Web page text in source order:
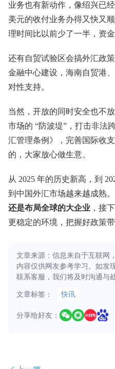
业务也有新动作，像绍兴已
美元的收付业务办得又快又
理时间比以前少了一半，资
还有自贸试验区会搞外汇政
金融中心建设，海南自贸港
对性支持。
当然，开放的同时安全也不
市场的 “防波堤”，打击非法
汇管理条例》，完善国际收
的，大家放心做生意。
从 2025 年的历史新高，到
到中国外汇市场越来越成熟。
还是布局全球的大企业 ，接
更稳定的环境，把握好政策
文章来源：信息来自于互联网
内容仅供网友参考学习。如发
联系客服，我们将及时沟通与
文章标签： 快讯
分享给好友：